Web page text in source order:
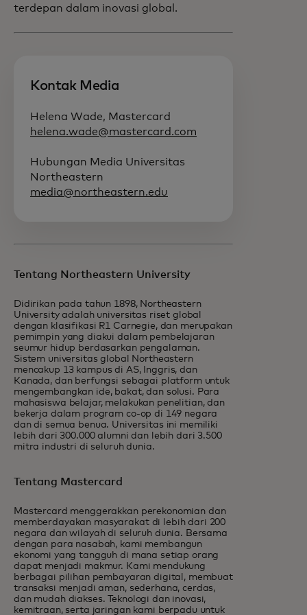
terdepan dalam inovasi global.
Kontak Media
Helena Wade, Mastercard
helena.wade@mastercard.com
Hubungan Media Universitas
Northeastern
media@northeastern.edu
Tentang Northeastern University
Didirikan pada tahun 1898, Northeastern
University adalah universitas riset global
dengan klasifikasi R1 Carnegie, dan merupakan
pemimpin yang diakui dalam pembelajaran
seumur hidup berdasarkan pengalaman.
Sistem universitas global Northeastern
mencakup 13 kampus di AS, Inggris, dan
Kanada, dan berfungsi sebagai platform untuk
mengembangkan ide, bakat, dan solusi. Para
mahasiswa belajar, melakukan penelitian, dan
bekerja dalam program co-op di 149 negara
dan di semua benua. Universitas ini memiliki
lebih dari 300.000 alumni dan lebih dari 3.500
mitra industri di seluruh dunia.
Tentang Mastercard
Mastercard menggerakkan perekonomian dan
memberdayakan masyarakat di lebih dari 200
negara dan wilayah di seluruh dunia. Bersama
dengan para nasabah, kami membangun
ekonomi yang tangguh di mana setiap orang
dapat menjadi makmur. Kami mendukung
berbagai pilihan pembayaran digital, membuat
transaksi menjadi aman, sederhana, cerdas,
dan mudah diakses. Teknologi dan inovasi,
kemitraan, serta jaringan kami berpadu untuk